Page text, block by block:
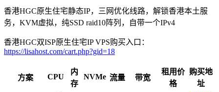
香港HGC原生住宅静态IP，三网优化线路，解锁香港本土服
务，KVM虚拟，纯SSD raid10阵列，自带一个IPv4
香港HGC双ISP原生住宅IP VPS购买入口：
https://lisahost.com/cart.php?gid=18
方案 CPU
内
存
NVMe 流量 带宽
租用价
格
购买地
址